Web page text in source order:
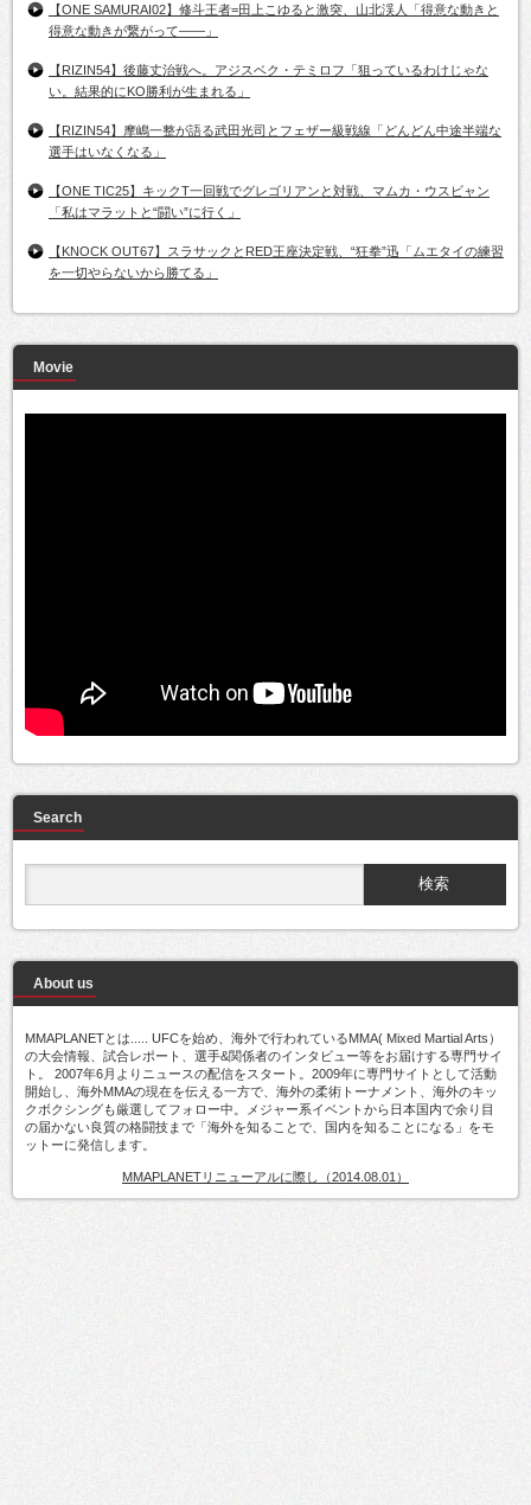
【ONE SAMURAI02】修斗王者=田上こゆると激突、山北渓人「得意な動きと
得意な動きが繋がって――」
【RIZIN54】後藤丈治戦へ。アジスベク・テミロフ「狙っているわけじゃな
い。結果的にKO勝利が生まれる」
【RIZIN54】摩嶋一整が語る武田光司とフェザー級戦線「どんどん中途半端な
選手はいなくなる」
【ONE TIC25】キックT一回戦でグレゴリアンと対戦、マムカ・ウスビャン
「私はマラットと“闘い”に行く」
【KNOCK OUT67】スラサックとRED王座決定戦、“狂拳”迅「ムエタイの練習
を一切やらないから勝てる」
Movie
Search
About us
MMAPLANETとは..... UFCを始め、海外で行われているMMA( Mixed Martial Arts）
の大会情報、試合レポート、選手&関係者のインタビュー等をお届けする専門サイ
ト。 2007年6月よりニュースの配信をスタート。2009年に専門サイトとして活動
開始し、海外MMAの現在を伝える一方で、海外の柔術トーナメント、海外のキッ
クボクシングも厳選してフォロー中。メジャー系イベントから日本国内で余り目
の届かない良質の格闘技まで「海外を知ることで、国内を知ることになる」をモ
ットーに発信します。
MMAPLANETリニューアルに際し（2014.08.01）